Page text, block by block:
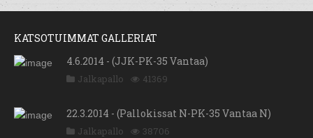
KATSOTUIMMAT GALLERIAT
4.6.2014 - (JJK-PK-35 Vantaa)
Jalkapallo 41369
22.3.2014 - (Pallokissat N-PK-35 Vantaa N)
Jalkapallo 38706